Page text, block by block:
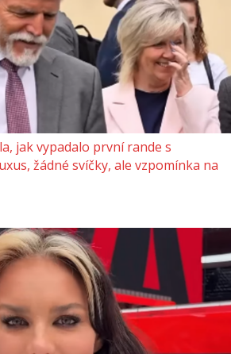
jak vypadalo první rande s
žádné svíčky, ale vzpomínka na